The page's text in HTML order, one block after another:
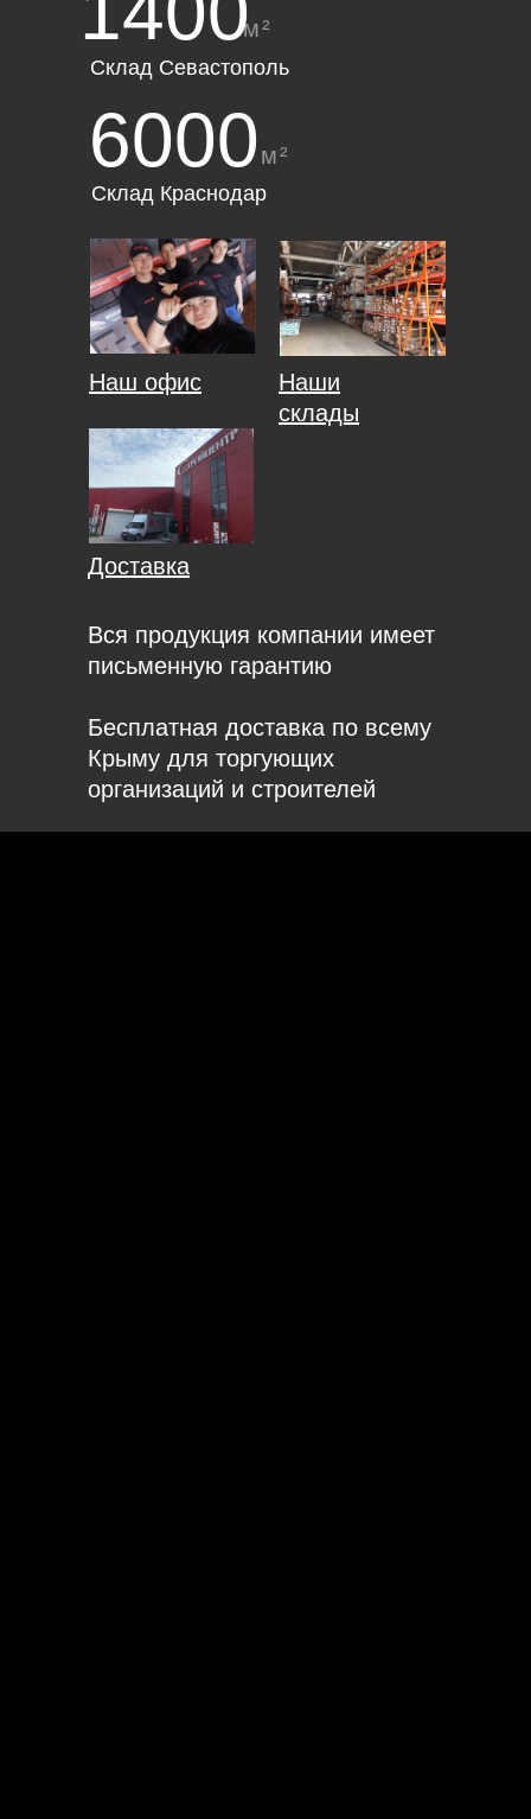
Склад Севастополь
Склад Краснодар
Вся продукция компании имеет
письменную гарантию
Бесплатная доставка по всему
Крыму для торгующих
организаций и строителей
6000
м²
м²
Наш офис
Наши
склады
Доставка